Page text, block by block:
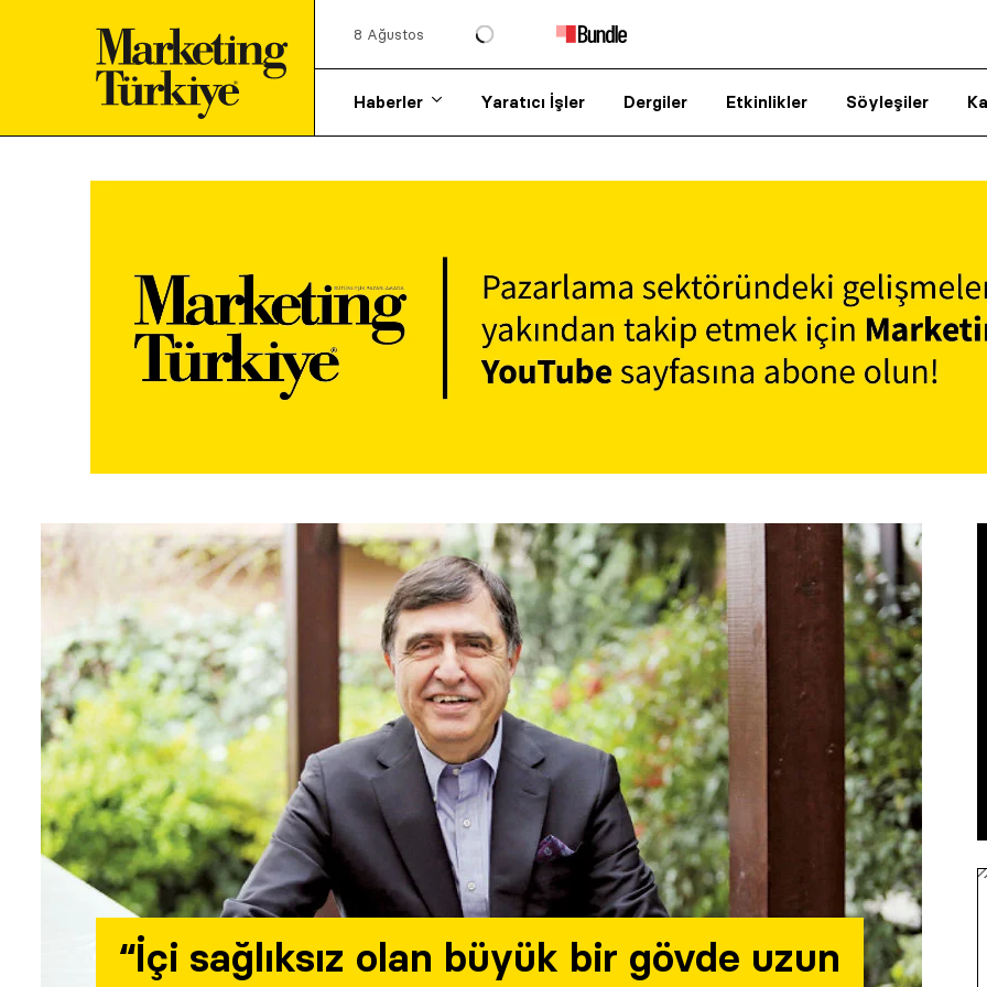
8 Ağustos
Haberler Yaratıcı İşler Dergiler Etkinlikler Söyleşiler
“İçi sağlıksız olan büyük bir gövde uzun